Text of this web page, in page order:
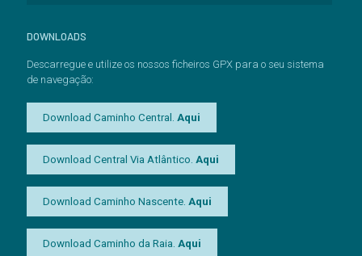
DOWNLOADS
Descarregue e utilize os nossos ficheiros GPX para o seu sistema
de navegação:
Download Caminho Central. Aqui
Download Central Via Atlântico. Aqui
Download Caminho Nascente. Aqui
Download Caminho da Raia. Aqui